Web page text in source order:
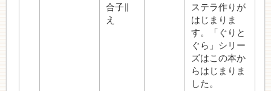
合子∥
え
ステラ作りが
はじまりま
す。「ぐりと
ぐら」シリー
ズはこの本か
らはじまりま
した。